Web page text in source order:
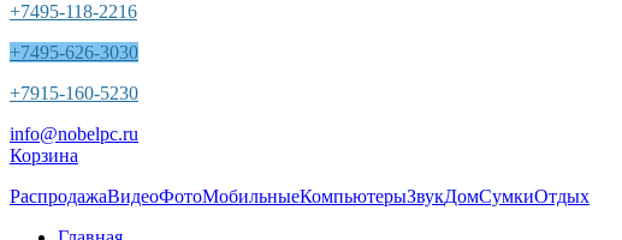
+7495-118-2216
+7495-626-3030
+7915-160-5230
info@nobelpc.ru
Корзина
РаспродажаВидеоФотоМобильныеКомпьютерыЗвукДомСумкиОтдых